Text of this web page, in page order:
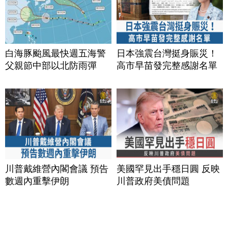
白海豚颱風最快週五海警
父親節中部以北防雨彈
日本強震台灣挺身賑災！
高市早苗發完整感謝名單
川普戴維營內閣會議 預告
數週內重擊伊朗
美國罕見出手穩日圓 反映
川普政府美債問題